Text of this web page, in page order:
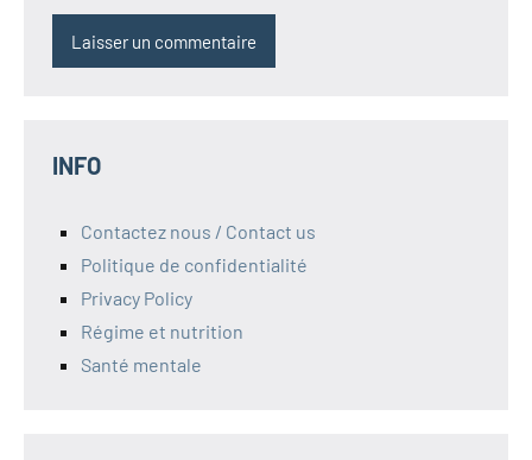
INFO
Contactez nous / Contact us
Politique de confidentialité
Privacy Policy
Régime et nutrition
Santé mentale